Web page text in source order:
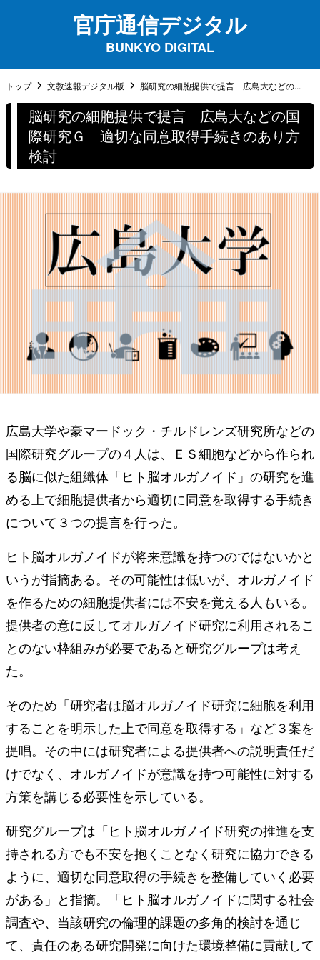
官庁通信デジタル
BUNKYO DIGITAL
トップ 文教速報デジタル版 脳研究の細胞提供で提言 広島大などの...
脳研究の細胞提供で提言 広島大などの国
際研究Ｇ 適切な同意取得手続きのあり方
検討
広島大学や豪マードック・チルドレンズ研究所などの
国際研究グループの４人は、ＥＳ細胞などから作られ
る脳に似た組織体「ヒト脳オルガノイド」の研究を進
める上で細胞提供者から適切に同意を取得する手続き
について３つの提言を行った。
ヒト脳オルガノイドが将来意識を持つのではないかと
いうが指摘ある。その可能性は低いが、オルガノイド
を作るための細胞提供者には不安を覚える人もいる。
提供者の意に反してオルガノイド研究に利用されるこ
とのない枠組みが必要であると研究グループは考え
た。
そのため「研究者は脳オルガノイド研究に細胞を利用
することを明示した上で同意を取得する」など３案を
提唱。その中には研究者による提供者への説明責任だ
けでなく、オルガノイドが意識を持つ可能性に対する
方策を講じる必要性を示している。
研究グループは「ヒト脳オルガノイド研究の推進を支
持される方でも不安を抱くことなく研究に協力できる
ように、適切な同意取得の手続きを整備していく必要
がある」と指摘。「ヒト脳オルガノイドに関する社会
調査や、当該研究の倫理的課題の多角的検討を通じ
て、責任のある研究開発に向けた環境整備に貢献して